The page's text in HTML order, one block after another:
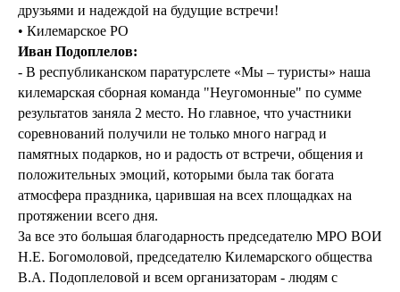
друзьями и надеждой на будущие встречи!
• Килемарское РО
Иван Подоплелов:
- В республиканском паратурслете «Мы – туристы» наша
килемарская сборная команда "Неугомонные" по сумме
результатов заняла 2 место. Но главное, что участники
соревнований получили не только много наград и
памятных подарков, но и радость от встречи, общения и
положительных эмоций, которыми была так богата
атмосфера праздника, царившая на всех площадках на
протяжении всего дня.
За все это большая благодарность председателю МРО ВОИ
Н.Е. Богомоловой, председателю Килемарского общества
В.А. Подоплеловой и всем организаторам - людям с